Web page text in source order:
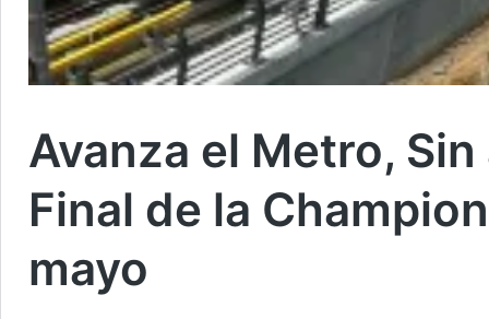
Avanza el Metro,
Final de la
mayo